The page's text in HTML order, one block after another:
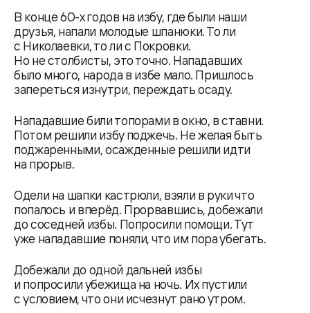
В конце 60-х годов на избу, где были наши
друзья, напали молодые шпанюки. То ли
с Николаевки, то ли с Покровки.
Но не столбисты, это точно. Нападавших
было много, народа в избе мало. Пришлось
запереться изнутри, переждать осаду.
Нападавшие били топорами в окно, в ставни.
Потом решили избу поджечь. Не желая быть
поджаренными, осажденные решили идти
на прорыв.
Одели на шапки кастрюли, взяли в руки что
попалось и вперёд. Прорвавшись, добежали
до соседней избы. Попросили помощи. Тут
уже нападавшие поняли, что им пора убегать.
Добежали до одной дальней избы
и попросили убежища на ночь. Их пустили
с условием, что они исчезнут рано утром.